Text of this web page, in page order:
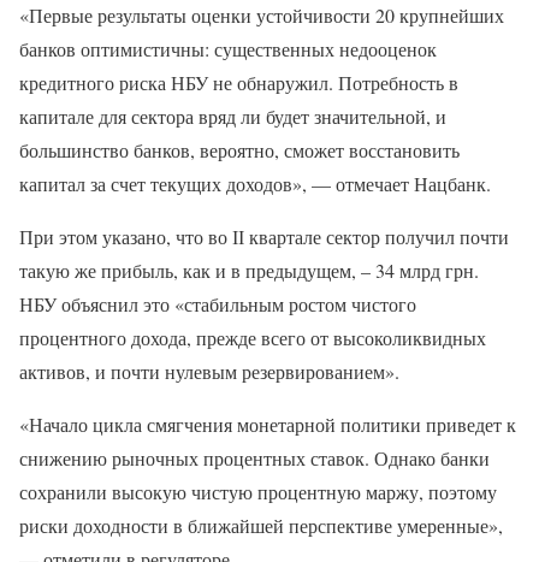
«Первые результаты оценки устойчивости 20 крупнейших
банков оптимистичны: существенных недооценок
кредитного риска НБУ не обнаружил. Потребность в
капитале для сектора вряд ли будет значительной, и
большинство банков, вероятно, сможет восстановить
капитал за счет текущих доходов», — отмечает Нацбанк.
При этом указано, что во ІІ квартале сектор получил почти
такую же прибыль, как и в предыдущем, – 34 млрд грн.
НБУ объяснил это «стабильным ростом чистого
процентного дохода, прежде всего от высоколиквидных
активов, и почти нулевым резервированием».
«Начало цикла смягчения монетарной политики приведет к
снижению рыночных процентных ставок. Однако банки
сохранили высокую чистую процентную маржу, поэтому
риски доходности в ближайшей перспективе умеренные»,